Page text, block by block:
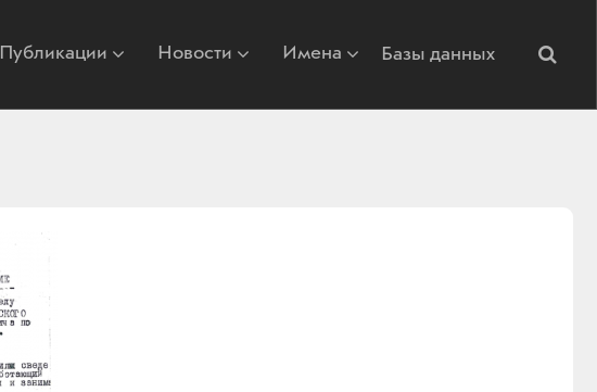
Публикации Новости Имена Базы данных